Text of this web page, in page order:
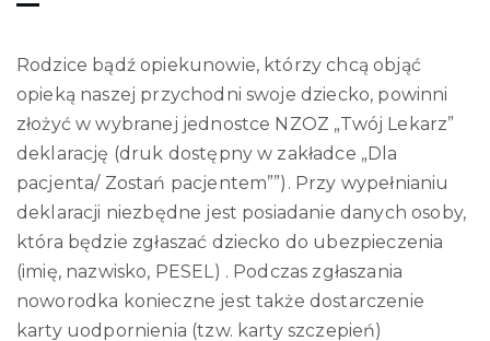
Rodzice bądź opiekunowie, którzy chcą objąć
opieką naszej przychodni swoje dziecko, powinni
złożyć w wybranej jednostce NZOZ „Twój Lekarz”
deklarację (druk dostępny w zakładce „Dla
pacjenta/ Zostań pacjentem””). Przy wypełnianiu
deklaracji niezbędne jest posiadanie danych osoby,
która będzie zgłaszać dziecko do ubezpieczenia
(imię, nazwisko, PESEL) . Podczas zgłaszania
noworodka konieczne jest także dostarczenie
karty uodpornienia (tzw. karty szczepień)